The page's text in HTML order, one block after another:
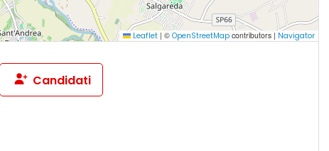
Leaflet | © OpenStreetMapcontributors | Navigator
Candidati